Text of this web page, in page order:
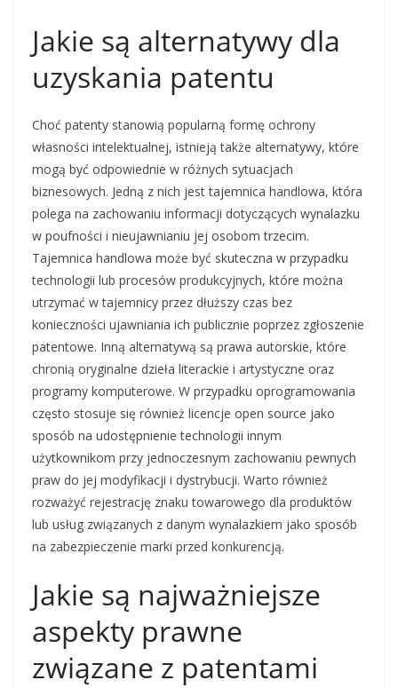
Jakie są alternatywy dla
uzyskania patentu
Choć patenty stanowią popularną formę ochrony
własności intelektualnej, istnieją także alternatywy, które
mogą być odpowiednie w różnych sytuacjach
biznesowych. Jedną z nich jest tajemnica handlowa, która
polega na zachowaniu informacji dotyczących wynalazku
w poufności i nieujawnianiu jej osobom trzecim.
Tajemnica handlowa może być skuteczna w przypadku
technologii lub procesów produkcyjnych, które można
utrzymać w tajemnicy przez dłuższy czas bez
konieczności ujawniania ich publicznie poprzez zgłoszenie
patentowe. Inną alternatywą są prawa autorskie, które
chronią oryginalne dzieła literackie i artystyczne oraz
programy komputerowe. W przypadku oprogramowania
często stosuje się również licencje open source jako
sposób na udostępnienie technologii innym
użytkownikom przy jednoczesnym zachowaniu pewnych
praw do jej modyfikacji i dystrybucji. Warto również
rozważyć rejestrację znaku towarowego dla produktów
lub usług związanych z danym wynalazkiem jako sposób
na zabezpieczenie marki przed konkurencją.
Jakie są najważniejsze
aspekty prawne
związane z patentami